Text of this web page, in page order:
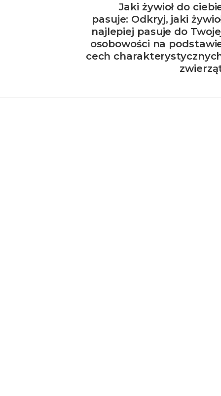
Jaki żywioł do
pasuje: Odkryj, jaki
najlepiej pasuje do
osobowości na
cech